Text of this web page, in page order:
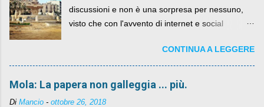
discussioni e non è una sorpresa per nessuno,
visto che con l'avvento di internet e social
sua lasciandone anche traccia scritta nel web.
CONTINUA A LEGGERE
Mola: La papera non galleggia ... più.
Di Mancio - ottobre 26, 2018